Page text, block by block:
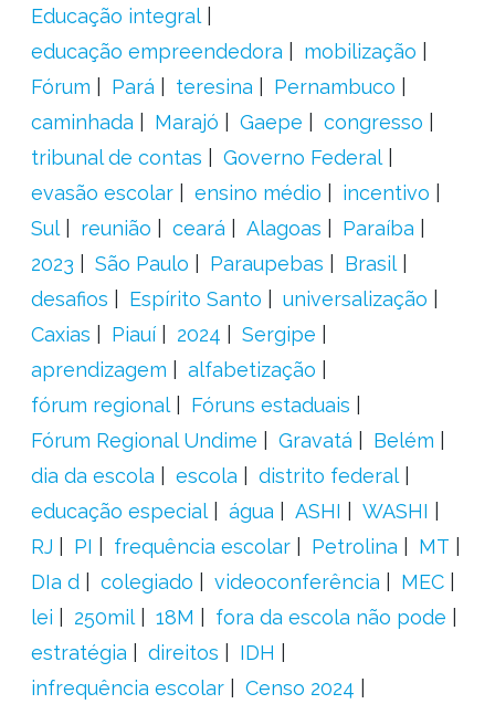
Educação integral
educação empreendedora
mobilização
Fórum
Pará teresina
Pernambuco
caminhada
Marajó Gaepe
congresso
tribunal de contas
Governo Federal
evasão escolar
ensino médio
incentivo
Sul
reunião ceará Alagoas
Paraíba
2023
São Paulo Paraupebas
Brasil
desafios
Espírito Santo
universalização
Caxias
Piauí 2024
Sergipe
aprendizagem
alfabetização
fórum regional
Fóruns estaduais
Fórum Regional Undime
Gravatá
Belém
dia da escola
escola
distrito federal
educação especial
água ASHI
WASHI
RJ
PI frequência escolar Petrolina
MT
DIa d
colegiado videoconferência
MEC
lei
250mil 18M
fora da escola não pode
estratégia
direitos
IDH
infrequência escolar
Censo 2024